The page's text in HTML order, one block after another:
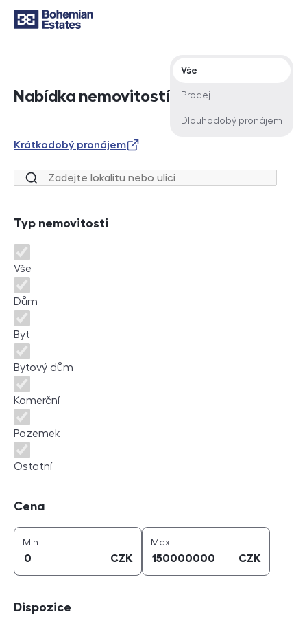
Nabídka nemovitostí
Typ nabídky
Vše
Prodej
Dlouhodobý pronájem
Krátkodobý pronájem
Lokalita nebo ulice
Typ nemovitosti
Typ nemovitosti
Vše
Dům
Byt
Bytový dům
Komerční
Pozemek
Ostatní
Cena
Min
CZK
Maxcena (
CZK
Dispozice